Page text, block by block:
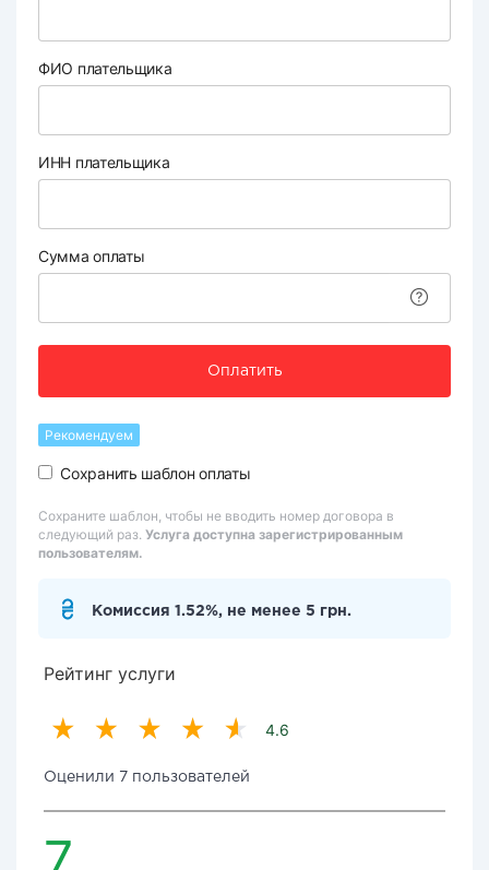
ФИО плательщика
ИНН плательщика
Сумма оплаты
Оплатить
Рекомендуем
Сохранить шаблон оплаты
Сохраните шаблон, чтобы не вводить номер договора в
следующий раз. Услуга доступна зарегистрированным
пользователям.
Комиссия 1.52%, не менее 5 грн.
Рейтинг услуги
4.6
Оценили 7 пользователей